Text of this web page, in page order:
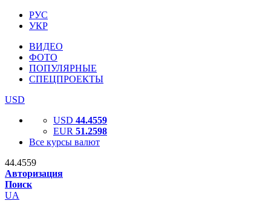
РУС
УКР
ВИДЕО
ФОТО
ПОПУЛЯРНЫЕ
СПЕЦПРОЕКТЫ
USD
USD 44.4559
EUR 51.2598
Все курсы валют
44.4559
Авторизация
Поиск
UA